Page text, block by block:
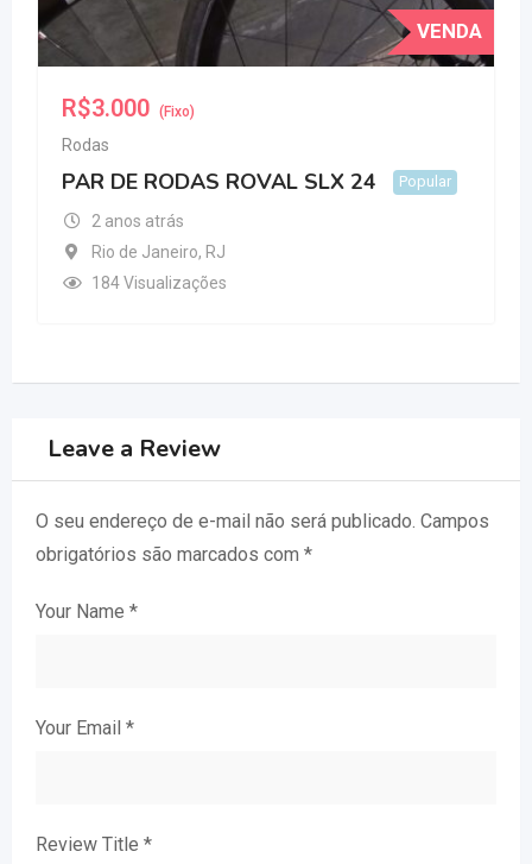
VENDA
R$3.000 (Fixo)
Rodas
PAR DE RODAS ROVAL SLX 24 Popular
2 anos atrás
Rio de Janeiro, RJ
184 Visualizações
Leave a Review
O seu endereço de e-mail não será publicado. Campos
obrigatórios são marcados com *
Your Name *
Your Email *
Review Title *